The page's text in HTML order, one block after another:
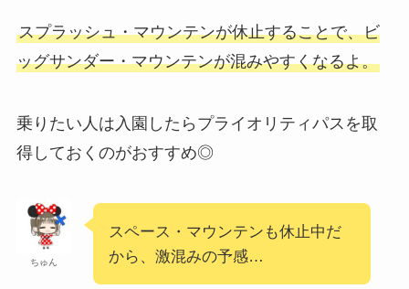
スプラッシュ・マウンテンが休止することで、ビ
ッグサンダー・マウンテンが混みやすくなるよ。
乗りたい人は入園したらプライオリティパスを取
得しておくのがおすすめ◎
ちゅん
スペース・マウンテンも休止中だ
から、激混みの予感…